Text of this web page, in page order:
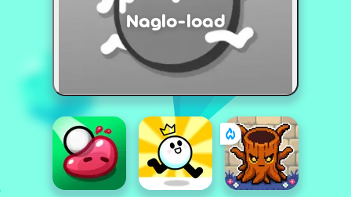
Naglo-load